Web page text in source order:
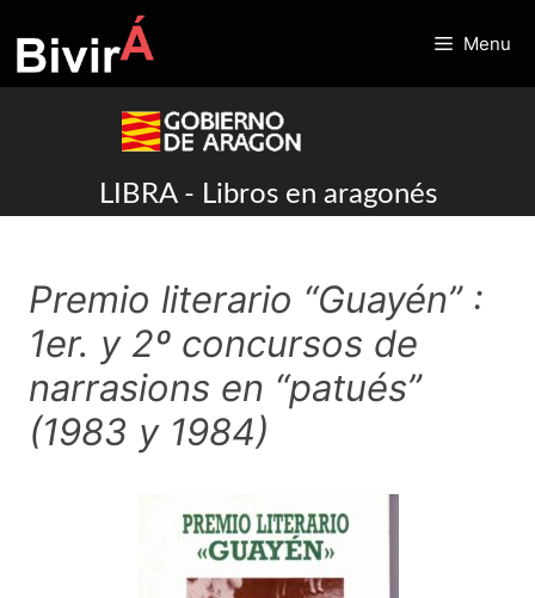
to
content
Menu
LIBRA - Libros en aragonés
Premio literario “Guayén” :
1er. y 2º concursos de
narrasions en “patués”
(1983 y 1984)